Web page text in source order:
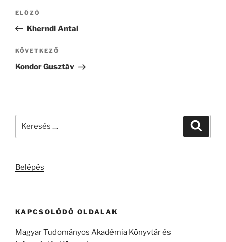
Bejegyzés
Korábbi
bejegyzés
ELŐZŐ
Kherndl Antal
Következő
bejegyzés
KÖVETKEZŐ
Kondor Gusztáv
Belépés
KAPCSOLÓDÓ OLDALAK
Magyar Tudományos Akadémia Könyvtár és